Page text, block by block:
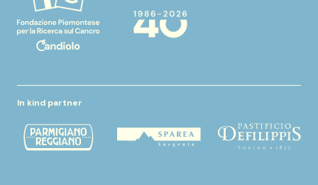
In kind partner